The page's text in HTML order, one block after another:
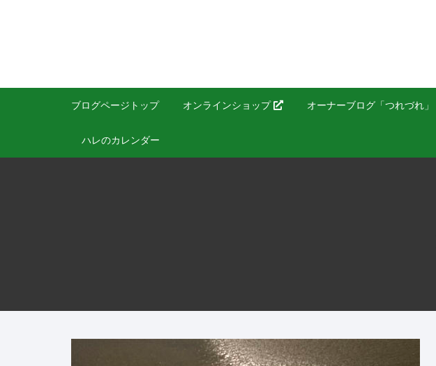
ブログページトップ オンラインショップ オーナーブログ「つれづれ」
ハレのカレンダー